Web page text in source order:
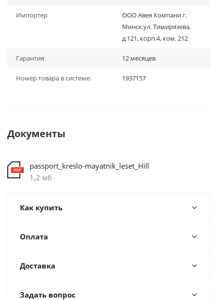
Импортер
ООО Авея Компани г.
Минск,ул. Тимирязева,
д.121, корп.4, ком. 212
Гарантия 12 месяцев
Номер товара в системе: 1937157
Документы
passport_kreslo-mayatnik_leset_Hill
1,2 мб
Как купить
Оплата
Доставка
Задать вопрос